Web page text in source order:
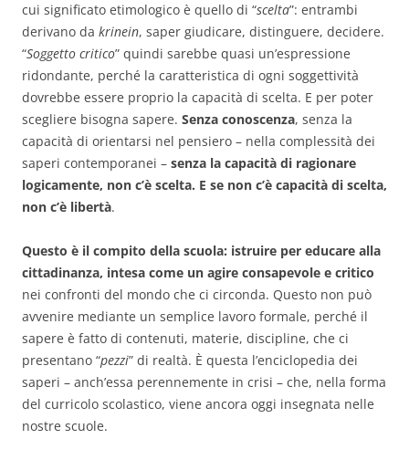
cui significato etimologico è quello di “scelta”: entrambi
derivano da krinein, saper giudicare, distinguere, decidere.
“Soggetto critico” quindi sarebbe quasi un’espressione
ridondante, perché la caratteristica di ogni soggettività
dovrebbe essere proprio la capacità di scelta. E per poter
scegliere bisogna sapere. Senza conoscenza, senza la
capacità di orientarsi nel pensiero – nella complessità dei
saperi contemporanei – senza la capacità di ragionare
logicamente, non c’è scelta. E se non c’è capacità di scelta,
non c’è libertà.
Questo è il compito della scuola: istruire per educare alla
cittadinanza, intesa come un agire consapevole e critico
nei confronti del mondo che ci circonda. Questo non può
avvenire mediante un semplice lavoro formale, perché il
sapere è fatto di contenuti, materie, discipline, che ci
presentano “pezzi” di realtà. È questa l’enciclopedia dei
saperi – anch’essa perennemente in crisi – che, nella forma
del curricolo scolastico, viene ancora oggi insegnata nelle
nostre scuole.